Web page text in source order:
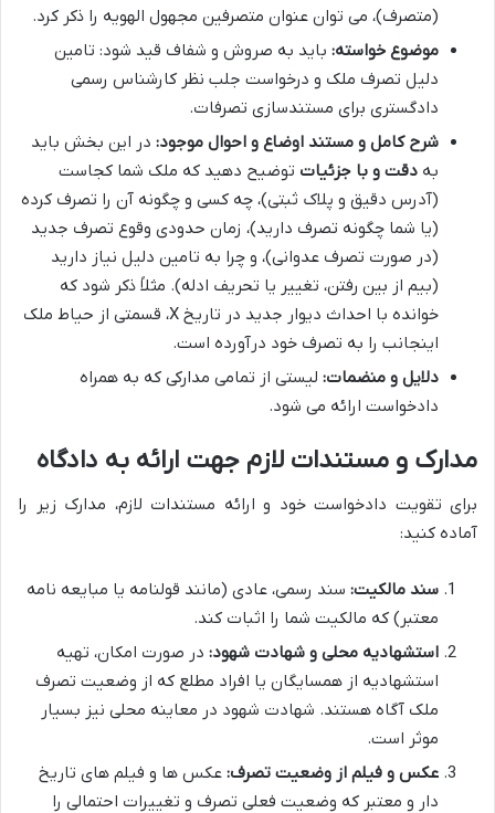
(متصرف)، می توان عنوان متصرفین مجهول الهویه را ذکر کرد.
موضوع خواسته: باید به صروش و شفاف قید شود: تامین
دلیل تصرف ملک و درخواست جلب نظر کارشناس رسمی
دادگستری برای مستندسازی تصرفات.
شرح کامل و مستند اوضاع و احوال موجود: در این بخش باید
به دقت و با جزئیات توضیح دهید که ملک شما کجاست
(آدرس دقیق و پلاک ثبتی)، چه کسی و چگونه آن را تصرف کرده
(یا شما چگونه تصرف دارید)، زمان حدودی وقوع تصرف جدید
(در صورت تصرف عدوانی)، و چرا به تامین دلیل نیاز دارید
(بیم از بین رفتن، تغییر یا تحریف ادله). مثلاً ذکر شود که
خوانده با احداث دیوار جدید در تاریخ X، قسمتی از حیاط ملک
اینجانب را به تصرف خود درآورده است.
دلایل و منضمات: لیستی از تمامی مدارکی که به همراه
دادخواست ارائه می شود.
مدارک و مستندات لازم جهت ارائه به دادگاه
برای تقویت دادخواست خود و ارائه مستندات لازم، مدارک زیر را
آماده کنید:
سند مالکیت: سند رسمی، عادی (مانند قولنامه یا مبایعه نامه
معتبر) که مالکیت شما را اثبات کند.
استشهادیه محلی و شهادت شهود: در صورت امکان، تهیه
استشهادیه از همسایگان یا افراد مطلع که از وضعیت تصرف
ملک آگاه هستند. شهادت شهود در معاینه محلی نیز بسیار
موثر است.
عکس و فیلم از وضعیت تصرف: عکس ها و فیلم های تاریخ
دار و معتبر که وضعیت فعلی تصرف و تغییرات احتمالی را